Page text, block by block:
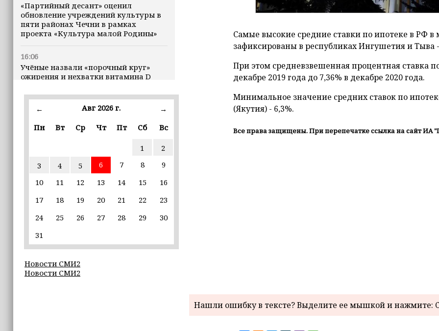
«Партийный десант» оценил
обновление учреждений культуры в
пяти районах Чечни в рамках
проекта «Культура малой Родины»
16:06
Учёные назвали «порочный круг»
ожирения и нехватки витамина D
16:00
В Чеченской Республике начинается
избирательные комиссии
отрабатывают порядок
реагирования на нештатные
15:45
международную космическую
станцию с орбиты в 2028 году
15:00
Кавказ.РФ запустил «цифрового
← Авг 2026 г.
→
Пн
Вт Ср Чт Пт Сб Вс
1
2
3
4 5 6 7 8
9
10
11 12 13 14 15
16
17
18 19 20 21 22
23
24
25 26 27 28 29
30
31
Новости СМИ2
Новости СМИ2
Самые высокие средние ставки по ипотеке в РФ
зафиксированы в республиках Ингушетия и Тыва -
При этом средневзвешенная процентная ставка
декабре 2019 года до 7,36% в декабре 2020 года.
Минимальное значение средних ставок по
(Якутия) - 6,3%.
Все права защищены. При перепечатке ссылка на сайт ИА
Нашли ошибку в тексте? Выделите ее мышкой и нажмите: